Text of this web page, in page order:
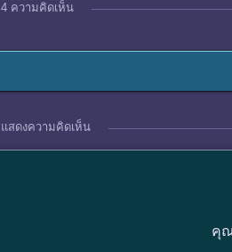
4 ความคิดเห็น
แสดงความคิดเห็น
คุ